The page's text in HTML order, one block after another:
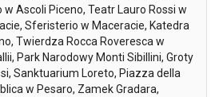
w Ascoli Piceno, Teatr Lauro Rossi w
Sferisterio w Maceracie, Katedra
Twierdza Rocca Roveresca w
Park Narodowy Monti Sibillini, Groty
Sanktuarium Loreto, Piazza della
w Pesaro, Zamek Gradara,